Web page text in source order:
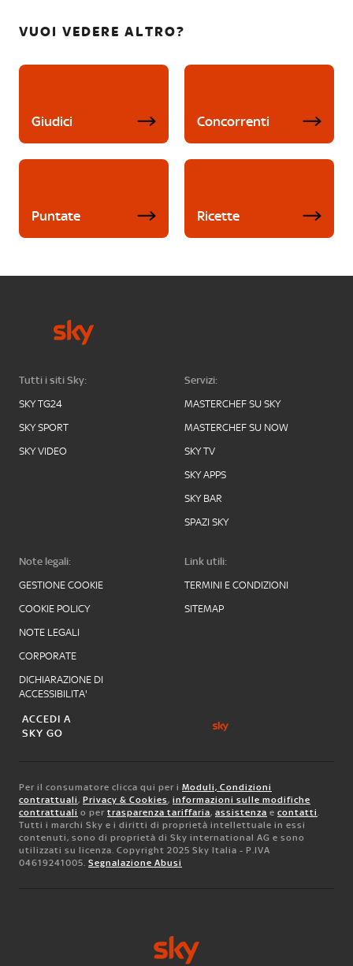
VUOI VEDERE ALTRO?
Giudici Concorrenti
Puntate Ricette
Tutti i siti Sky:
SKY TG24
SKY SPORT
SKY VIDEO
Servizi:
MASTERCHEF SU SKY
MASTERCHEF SU NOW
SKY TV
SKY APPS
SKY BAR
SPAZI SKY
Note legali:
GESTIONE COOKIE
COOKIE POLICY
NOTE LEGALI
CORPORATE
DICHIARAZIONE DI
ACCESSIBILITA'
Link utili:
TERMINI E CONDIZIONI
SITEMAP
ACCEDI A
SKY GO
Per il consumatore clicca qui per i Moduli, Condizioni
contrattuali, Privacy & Cookies, informazioni sulle modifiche
contrattuali o per trasparenza tariffaria, assistenza e contatti.
Tutti i marchi Sky e i diritti di proprietà intellettuale in essi
contenuti, sono di proprietà di Sky international AG e sono
utilizzati su licenza. Copyright 2025 Sky Italia - P.IVA
04619241005. Segnalazione Abusi